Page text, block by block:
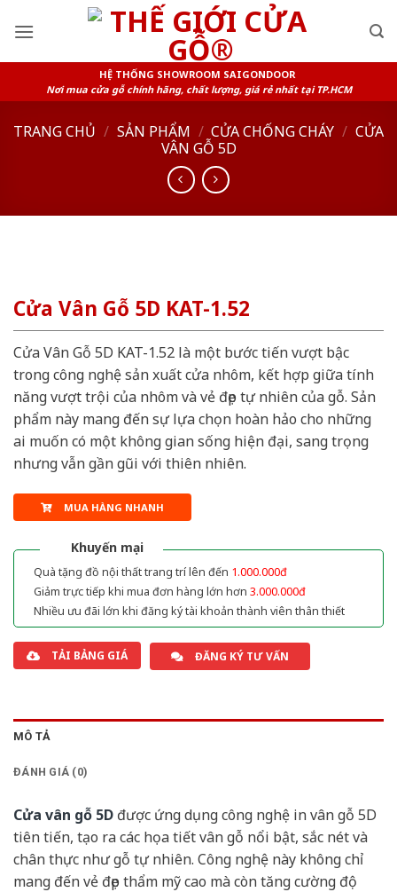
HỆ THỐNG SHOWROOM SAIGONDOOR
Nơi mua cửa gỗ chính hãng, chất lượng, giá rẻ nhất tại TP.HCM
TRANG CHỦ / SẢN PHẨM / CỬA CHỐNG CHÁY / CỬA
VÂN GỖ 5D
Cửa Vân Gỗ 5D KAT-1.52
Cửa Vân Gỗ 5D KAT-1.52 là một bước tiến vượt bậc
trong công nghệ sản xuất cửa nhôm, kết hợp giữa tính
năng vượt trội của nhôm và vẻ đẹp tự nhiên của gỗ. Sản
phẩm này mang đến sự lựa chọn hoàn hảo cho những
ai muốn có một không gian sống hiện đại, sang trọng
nhưng vẫn gần gũi với thiên nhiên.
MUA HÀNG NHANH
Khuyến mại
Quà tặng đồ nội thất trang trí lên đến 1.000.000đ
Giảm trực tiếp khi mua đơn hàng lớn hơn 3.000.000đ
Nhiều ưu đãi lớn khi đăng ký tài khoản thành viên thân thiết
TẢI BẢNG GIÁ ĐĂNG KÝ TƯ VẤN
MÔ TẢ
ĐÁNH GIÁ (0)
Cửa vân gỗ 5D được ứng dụng công nghệ in vân gỗ 5D
tiên tiến, tạo ra các họa tiết vân gỗ nổi bật, sắc nét và
chân thực như gỗ tự nhiên. Công nghệ này không chỉ
mang đến vẻ đẹp thẩm mỹ cao mà còn tăng cường độ